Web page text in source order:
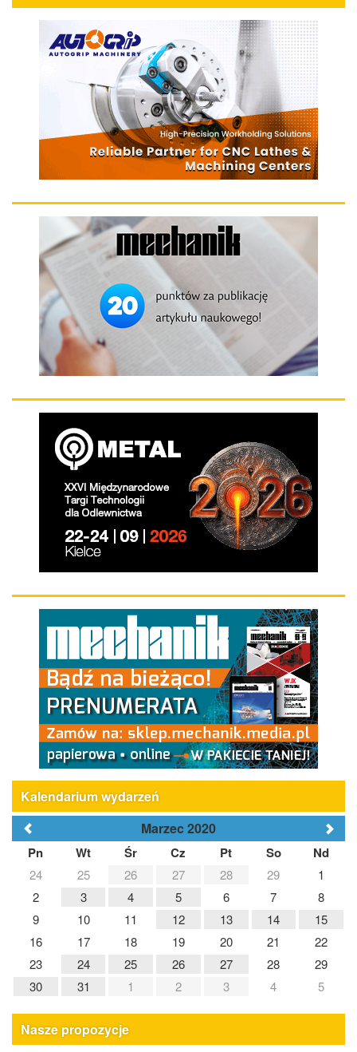
Kalendarium wydarzeń
Marzec 2020
Pn Wt Śr Cz Pt So Nd
24 25 26 27 28 29
1
2
3 4 5 6 7
8
9
10 11 12 13 14
15
16
17 18 19 20 21
22
23
24 25 26 27 28
29
30
31 1 2 3 4 5
Nasze propozycje